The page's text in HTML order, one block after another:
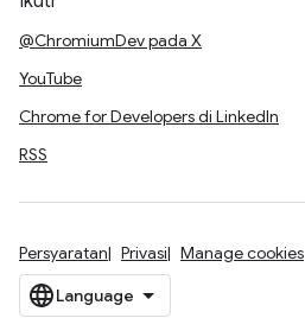
@ChromiumDev pada X
YouTube
Chrome for Developers di LinkedIn
RSS
Persyaratan Privasi Manage cookies